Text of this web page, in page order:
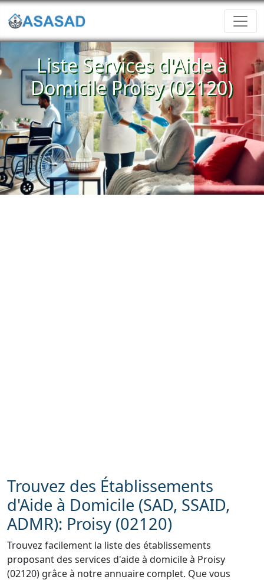
Liste Services d'Aide à
Domicile Proisy (02120)
Trouvez des Établissements
d'Aide à Domicile (SAD, SSAID,
ADMR): Proisy (02120)
Trouvez facilement la liste des établissements
proposant des services d'aide à domicile à Proisy
(02120) grâce à notre annuaire complet. Que vous